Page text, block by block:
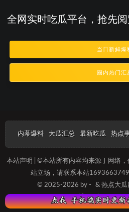
全网实时吃瓜平台，抢先
当日新鲜爆
圈内热门汇
内幕爆料 大瓜汇总 最新吃瓜 热点
本站声明 | ©本站所有内容均来源于网络
站立场，请联系本站
© 2025-2026 by -
& 热点大
沪ICP备